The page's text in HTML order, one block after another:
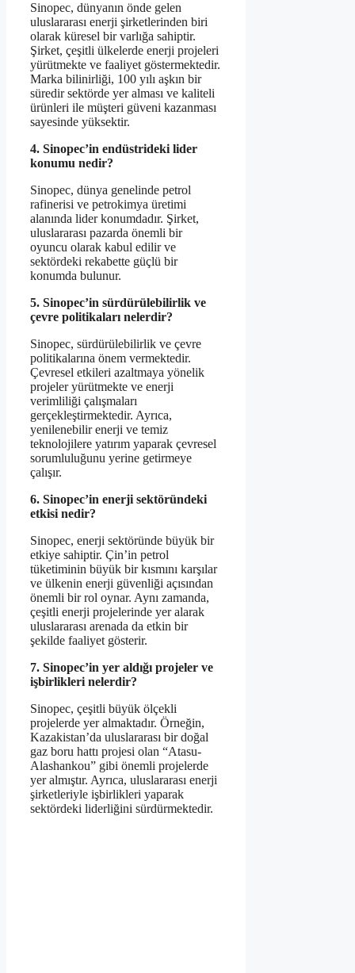
Sinopec, dünyanın önde gelen
uluslararası enerji şirketlerinden biri
olarak küresel bir varlığa sahiptir.
Şirket, çeşitli ülkelerde enerji projeleri
yürütmekte ve faaliyet göstermektedir.
Marka bilinirliği, 100 yılı aşkın bir
süredir sektörde yer alması ve kaliteli
ürünleri ile müşteri güveni kazanması
sayesinde yüksektir.
4. Sinopec’in endüstrideki lider
konumu nedir?
Sinopec, dünya genelinde petrol
rafinerisi ve petrokimya üretimi
alanında lider konumdadır. Şirket,
uluslararası pazarda önemli bir
oyuncu olarak kabul edilir ve
sektördeki rekabette güçlü bir
konumda bulunur.
5. Sinopec’in sürdürülebilirlik ve
çevre politikaları nelerdir?
Sinopec, sürdürülebilirlik ve çevre
politikalarına önem vermektedir.
Çevresel etkileri azaltmaya yönelik
projeler yürütmekte ve enerji
verimliliği çalışmaları
gerçekleştirmektedir. Ayrıca,
yenilenebilir enerji ve temiz
teknolojilere yatırım yaparak çevresel
sorumluluğunu yerine getirmeye
çalışır.
6. Sinopec’in enerji sektöründeki
etkisi nedir?
Sinopec, enerji sektöründe büyük bir
etkiye sahiptir. Çin’in petrol
tüketiminin büyük bir kısmını karşılar
ve ülkenin enerji güvenliği açısından
önemli bir rol oynar. Aynı zamanda,
çeşitli enerji projelerinde yer alarak
uluslararası arenada da etkin bir
şekilde faaliyet gösterir.
7. Sinopec’in yer aldığı projeler ve
işbirlikleri nelerdir?
Sinopec, çeşitli büyük ölçekli
projelerde yer almaktadır. Örneğin,
Kazakistan’da uluslararası bir doğal
gaz boru hattı projesi olan “Atasu-
Alashankou” gibi önemli projelerde
yer almıştır. Ayrıca, uluslararası enerji
şirketleriyle işbirlikleri yaparak
sektördeki liderliğini sürdürmektedir.